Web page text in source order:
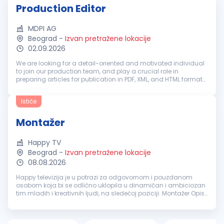
Production Editor
MDPI AG
Beograd - Izvan pretražene lokacije
02.09.2026
We are looking for a detail-oriented and motivated individual
to join our production team, and play a crucial role in
preparing articles for publication in PDF, XML, and HTML formats
provided...
Ističe
Montažer
Happy TV
Beograd - Izvan pretražene lokacije
08.08.2026
Happy televizija je u potrazi za odgovornom i pouzdanom
osobom koja bi se odlično uklopila u dinamičan i ambiciozan
tim mladih i kreativnih ljudi, na sledećoj poziciji: Montažer Opis
na...